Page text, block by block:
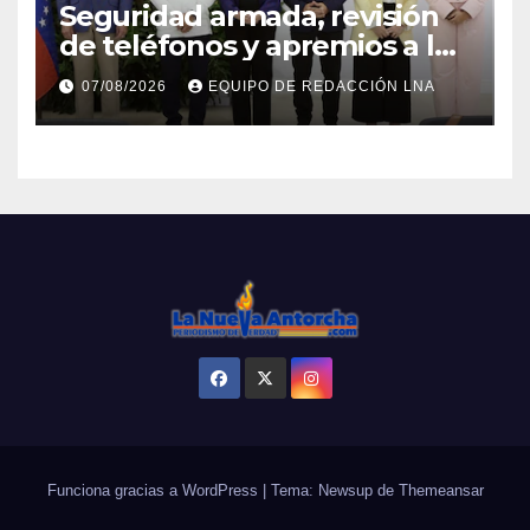
Seguridad armada, revisión
de teléfonos y apremios a la
prensa en el reinicio del
diálogo venezolano
07/08/2026 EQUIPO DE REDACCIÓN LNA
Funciona gracias a WordPress Tema: Newsup de Themeansar